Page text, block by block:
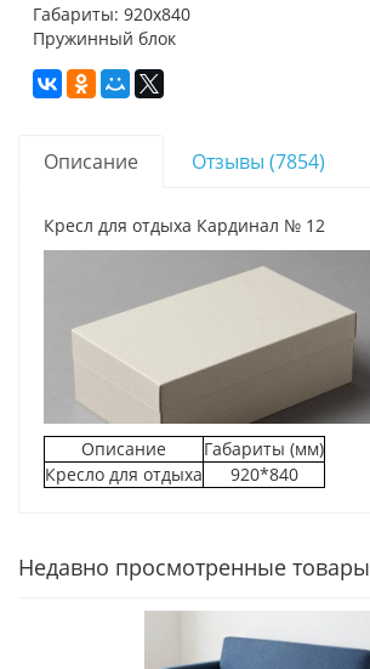
Габариты: 920x840
Пружинный блок
Описание Отзывы (7854)
Кресл для отдыха Кардинал № 12
Описание
Габариты (мм)
Кресло для отдыха
920*840
Недавно просмотренные товары